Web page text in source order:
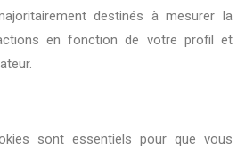
destinés à mesurer la
en fonction de votre profil et
sont essentiels pour que vous